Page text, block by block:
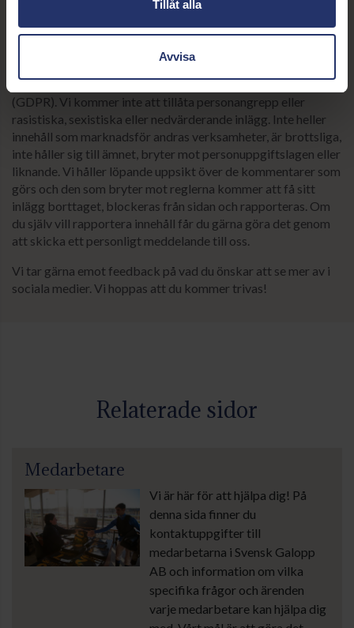
Tillåt alla
Avvisa
Du får gärna skriva frågor eller kommentera men vi ber dig
förordningar som exempelvis dataskyddsförordningen
(GDPR). Vi kommer inte att tillåta personangrepp eller
rasistiska, sexistiska eller nedvärderande inlägg. Inte heller
innehåll som marknadsför andras verksamheter, är brottsliga,
inte håller sig till ämnet, bryter mot personuppgiftslagen eller
liknande. Vi håller löpande uppsikt över de kommentarer som
görs och den som bryter mot reglerna kommer att få sitt
inlägg borttaget, blockeras från sidan och rapporteras. Om
du själv vill rapportera innehåll får du gärna göra det genom
att skicka ett personligt meddelande till oss.
Vi tar gärna emot feedback på vad du önskar att se mer av i
sociala medier. Vi hoppas att du kommer trivas!
Relaterade sidor
Medarbetare
Vi är här för att hjälpa dig! På
denna sida finner du
kontaktuppgifter till
medarbetarna i Svensk Galopp
AB och information om vilka
specifika frågor och ärenden
varje medarbetare kan hjälpa dig